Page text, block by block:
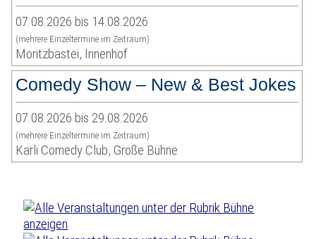
07.08.2026 bis 14.08.2026
(mehrere Einzeltermine im Zeitraum)
Moritzbastei, Innenhof
Comedy Show – New & Best Jokes
07.08.2026 bis 29.08.2026
(mehrere Einzeltermine im Zeitraum)
Karli Comedy Club, Große Bühne